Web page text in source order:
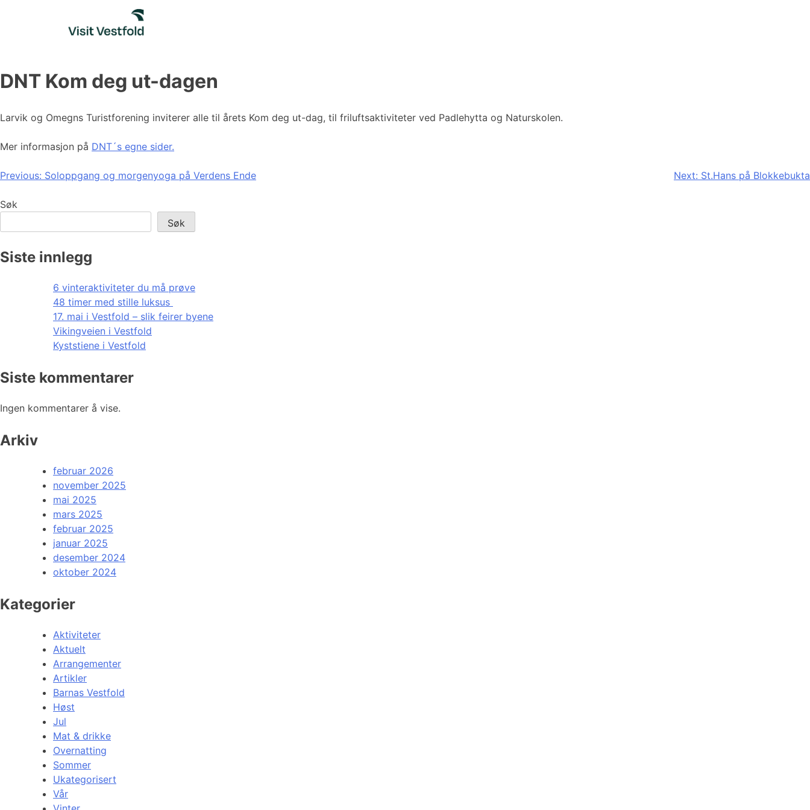
DNT Kom deg ut-dagen
Larvik og Omegns Turistforening inviterer alle til årets Kom deg ut-dag, til friluftsaktiviteter ved Padlehytta og Naturskolen.
Mer informasjon på DNT´s egne sider.
Innleggsnavigasjon
Previous: Soloppgang og morgenyoga på Verdens Ende Next: St.Hans på Blokkebukta
Søk
Søk
Siste innlegg
6 vinteraktiviteter du må prøve
48 timer med stille luksus
17. mai i Vestfold – slik feirer byene
Vikingveien i Vestfold
Kyststiene i Vestfold
Siste kommentarer
Ingen kommentarer å vise.
Arkiv
februar 2026
november 2025
mai 2025
mars 2025
februar 2025
januar 2025
desember 2024
oktober 2024
Kategorier
Aktiviteter
Aktuelt
Arrangementer
Artikler
Barnas Vestfold
Høst
Jul
Mat & drikke
Overnatting
Sommer
Ukategorisert
Vår